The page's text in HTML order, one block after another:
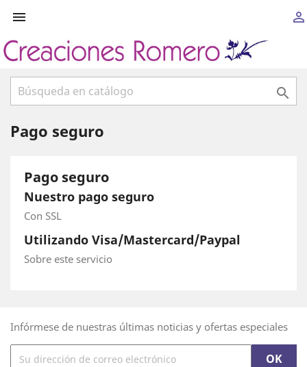
 

Pago seguro
Pago seguro
Nuestro pago seguro
Con SSL
Utilizando Visa/Mastercard/Paypal
Sobre este servicio
Infórmese de nuestras últimas noticias y ofertas especiales